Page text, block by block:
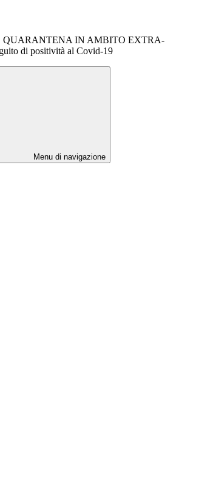
QUARANTENA IN AMBITO EXTRA-
di positività al Covid-19
Menu di navigazione